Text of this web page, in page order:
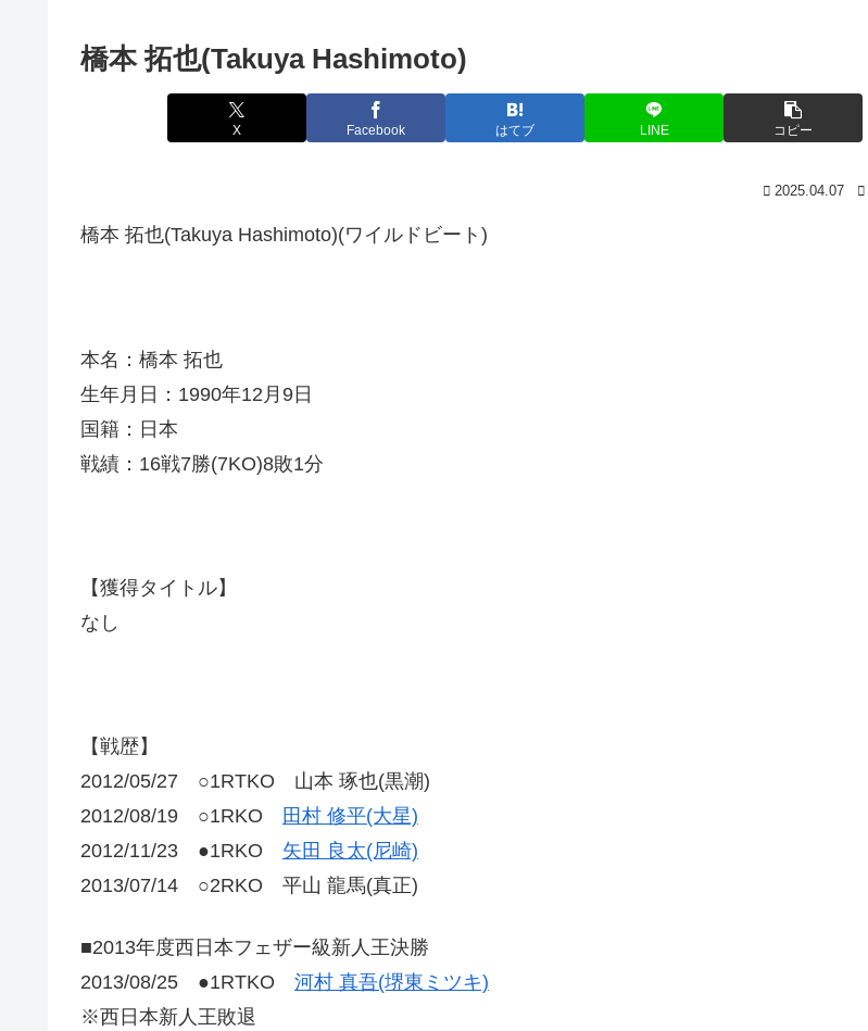
橋本 拓也(Takuya Hashimoto)
X Facebook はてブ LINE コピー
2025.04.07
橋本 拓也(Takuya Hashimoto)(ワイルドビート)
本名：橋本 拓也
生年月日：1990年12月9日
国籍：日本
戦績：16戦7勝(7KO)8敗1分
【獲得タイトル】
なし
【戦歴】
2012/05/27 ○1RTKO 山本 琢也(黒潮)
2012/08/19 ○1RKO
田村 修平(大星)
2012/11/23 ●1RKO 矢田 良太(尼崎)
2013/07/14 ○2RKO 平山 龍馬(真正)
■2013年度西日本フェザー級新人王決勝
2013/08/25 ●1RTKO 河村 真吾(堺東ミツキ)
※西日本新人王敗退